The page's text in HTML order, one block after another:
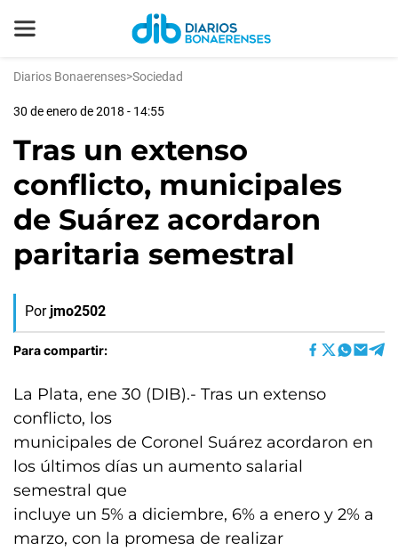
Diarios Bonaerenses>Sociedad
30 de enero de 2018 - 14:55
Tras un extenso
conflicto, municipales
de Suárez acordaron
paritaria semestral
Por jmo2502
Para compartir:
La Plata, ene 30 (DIB).- Tras un extenso
conflicto, los
municipales de Coronel Suárez acordaron en
los últimos días un aumento salarial
semestral que
incluye un 5% a diciembre, 6% a enero y 2% a
marzo, con la promesa de realizar